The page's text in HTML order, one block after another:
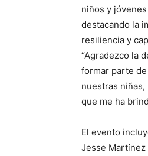
niños y
destacando la
resiliencia y
“Agradezco la
formar parte
nuestras
que me ha
El evento
Jesse Martínez